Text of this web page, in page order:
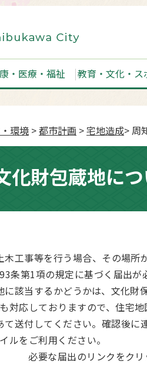
・医療・福祉 教育・文化・ス
環境 >都市計画 >宅地造成> 周
化財包蔵地に
工事等を行う場合、その場所
条第1項の規定に基づく届出が
該当するかどうかは、文化
対応しておりますので、住宅
送付してください。確認後に
ルをご利用ください。
必要な届出のリンクをク